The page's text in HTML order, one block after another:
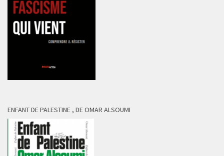
ENFANT DE PALESTINE , DE OMAR ALSOUMI